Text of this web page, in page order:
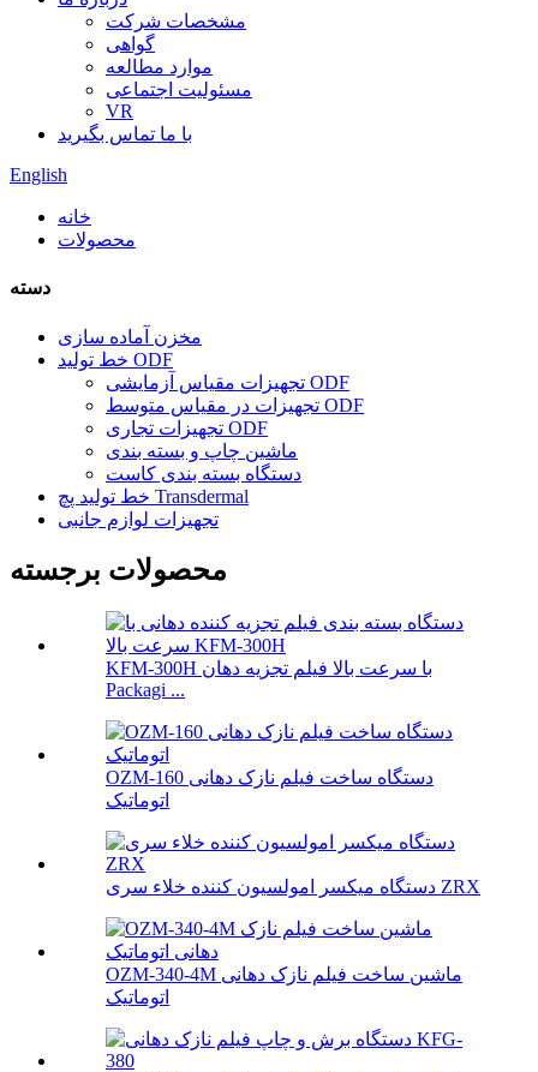
مشخصات شرکت
گواهی
موارد مطالعه
مسئولیت اجتماعی
VR
با ما تماس بگیرید
English
خانه
محصولات
دسته
مخزن آماده سازی
خط تولید ODF
تجهیزات مقیاس آزمایشی ODF
تجهیزات در مقیاس متوسط ​​ODF
تجهیزات تجاری ODF
ماشین چاپ و بسته بندی
دستگاه بسته بندی کاست
خط تولید پچ Transdermal
تجهیزات لوازم جانبی
محصولات برجسته
KFM-300H با سرعت بالا فیلم تجزیه دهان
Packagi ...
OZM-160 دستگاه ساخت فیلم نازک دهانی
اتوماتیک
دستگاه میکسر امولسیون کننده خلاء سری ZRX
OZM-340-4M ماشین ساخت فیلم نازک دهانی
اتوماتیک